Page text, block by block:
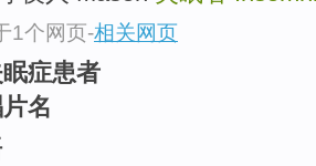
1个网页-相关网页
症患者
名